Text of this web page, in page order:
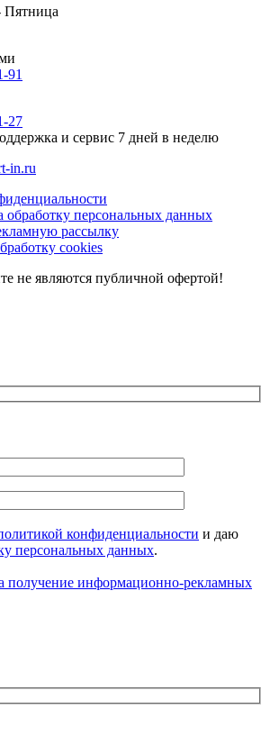
Пятница
91
27
и сервис 7 дней в неделю
in.ru
обработку персональных данных
рассылку
cookies
не являются публичной офертой!
конфиденциальности и даю
персональных данных.
получение информационно-рекламных